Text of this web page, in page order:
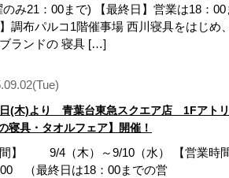
のみ21：00まで) 【最終日】営業は18：
調布パルコ1階催事場 西川寝具をはじめ
ランドの 寝具 […]
(木)より 青葉台東急スクエア店 1Fアト
の寝具・タオルフェア】開催！
間】 9/4（木）～9/10（水） 【営業時
（最終日は18：00までの営